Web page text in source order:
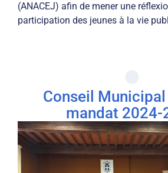
(ANACEJ) afin de mener une
participation des jeunes à la vie
Conseil Municipal Jeunes,
mandat 2024-